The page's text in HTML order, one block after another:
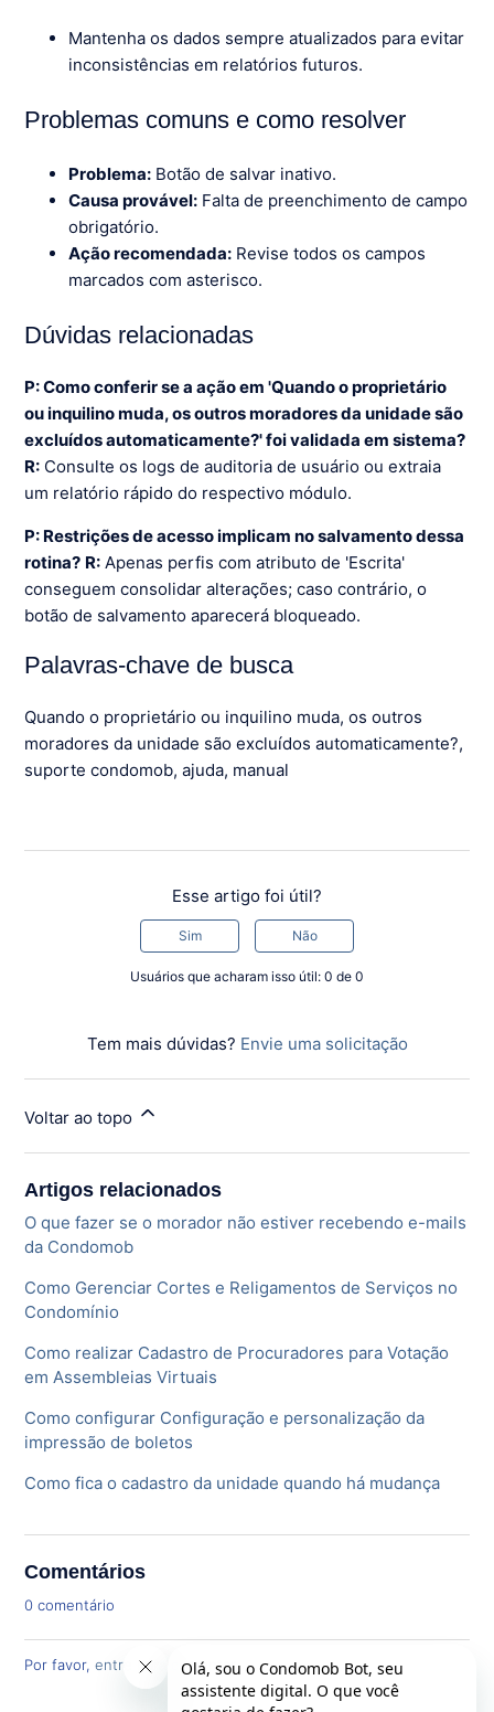
Mantenha os dados sempre atualizados para evitar
inconsistências em relatórios futuros.
Problemas comuns e como resolver
Problema: Botão de salvar inativo.
Causa provável: Falta de preenchimento de campo
obrigatório.
Ação recomendada: Revise todos os campos
marcados com asterisco.
Dúvidas relacionadas
P: Como conferir se a ação em 'Quando o proprietário
ou inquilino muda, os outros moradores da unidade são
excluídos automaticamente?' foi validada em sistema?
R: Consulte os logs de auditoria de usuário ou extraia
um relatório rápido do respectivo módulo.
P: Restrições de acesso implicam no salvamento dessa
rotina? R: Apenas perfis com atributo de 'Escrita'
conseguem consolidar alterações; caso contrário, o
botão de salvamento aparecerá bloqueado.
Palavras-chave de busca
Quando o proprietário ou inquilino muda, os outros
moradores da unidade são excluídos automaticamente?,
suporte condomob, ajuda, manual
Esse artigo foi útil?
Sim Não
Usuários que acharam isso útil: 0 de 0
Tem mais dúvidas? Envie uma solicitação
Voltar ao topo
Artigos relacionados
O que fazer se o morador não estiver recebendo e-mails
da Condomob
Como Gerenciar Cortes e Religamentos de Serviços no
Condomínio
Como realizar Cadastro de Procuradores para Votação
em Assembleias Virtuais
Como configurar Configuração e personalização da
impressão de boletos
Como fica o cadastro da unidade quando há mudança
Comentários
0 comentário
Por favor,entre para comentar.